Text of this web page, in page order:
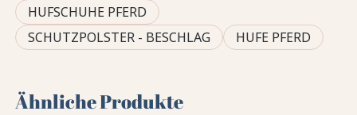
HUFSCHUHE PFERD
SCHUTZPOLSTER - BESCHLAG
HUFE PFERD
Ähnliche Produkte